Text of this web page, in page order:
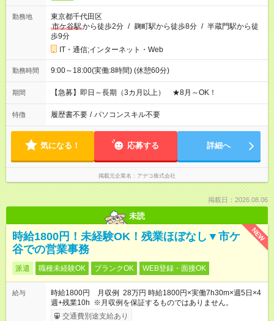
勤務地
東京都千代田区
市ケ谷駅から徒歩2分 / 麹町駅から徒歩8分 / 半蔵門駅から徒
歩9分
IT・通信;インターネット・Web
勤務時間 9:00～18:00(実働:8時間) (休憩60分)
期間 【急募】即日～長期（3カ月以上） ★8月～OK！
特徴 履歴書不要 / パソコンスキル不要
気になる！ 応募する 詳細へ
掲載元企業名 アデコ株式会社
掲載日：2026.08.06
未読
NEW
時給1800円！未経験OK！残業ほぼなし▼市ケ
谷での営業事務
派遣 職種未経験OK ブランクOK WEB登録・面接OK
給与
時給1800円 月収例 28万円 時給1800円×実働7h30m×週5日×4
週+残業10h ※月収例を保証するものではありません。
交通費別途支給あり